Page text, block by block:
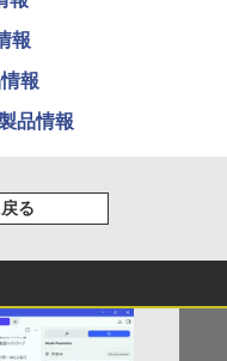
イヤホン V12 小型
スHi-Fi 最大36時間再生 ぶ
レス ENCノイズキャン
リング Type-C充電 マイク
音量調整 スポーツ/通勤/通
イト)
Buds 8 Lite ワイヤ
再生
ver.)
ラベルレス 2L×9本
ル ] [ 箱買い ] [ ストック
ニ吸うふたり 9巻 (デジタル
報
報
品情報
る